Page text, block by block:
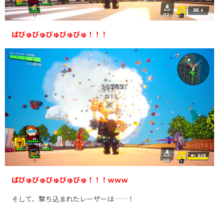
ばびゅびゅびゅびゅびゅ！！！
ばびゅびゅびゅびゅびゅ！！！ｗｗｗ
そして、撃ち込まれたレーザーは……！